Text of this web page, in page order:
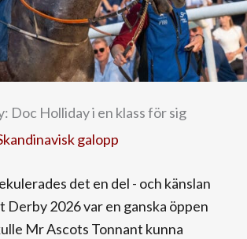
Doc Holliday i en klass för sig
galopp
det en del - och känslan
Derby 2026 var en ganska öppen
Mr Ascots Tonnant kunna